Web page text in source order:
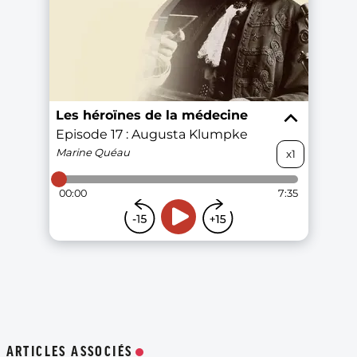
ARTICLES ASSOCIÉS